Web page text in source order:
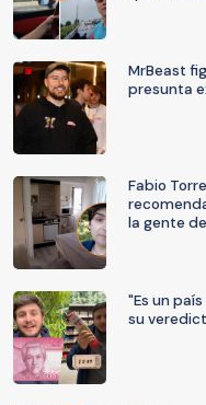
MrBeast
presunta
Fabio
la gente
"Es un
su